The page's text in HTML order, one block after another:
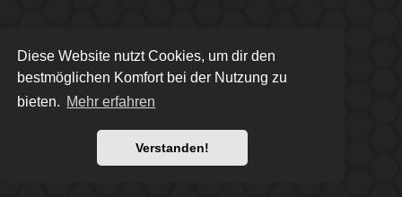
Diese Website nutzt Cookies, um dir den
bestmöglichen Komfort bei der Nutzung zu
bieten. Mehr erfahren
Verstanden!